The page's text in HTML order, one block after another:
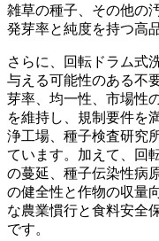
雑草の種子、その他の
発芽率と純度を持つ高
さらに、回転ドラム式
与える可能性のある不
芽率、均一性、市場性
を維持し、規制要件を
浄工場、種子検査研究
ています。加えて、回
の蔓延、種子伝染性病
の健全性と作物の収量
な農業慣行と食料安全
です。